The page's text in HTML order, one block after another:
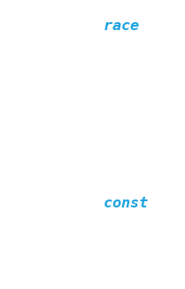
race
const